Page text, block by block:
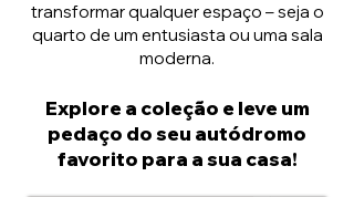
transformar qualquer espaço – seja o
quarto de um entusiasta ou uma sala
moderna.
Explore a coleção e leve um
pedaço do seu autódromo
favorito para a sua casa!